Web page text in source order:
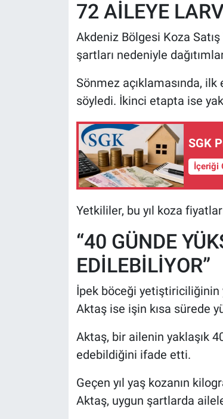
72 AİLEYE
Akdeniz Bölgesi Koza
şartları nedeniyle
Sönmez açıklamasında, ilk
söyledi. İkinci etapta ise
SGK
İçeriği
Yetkililer, bu yıl koza
“40 GÜNDE
EDİLEBİLİYOR”
İpek böceği yetiştiriciliğinin
Aktaş ise işin kısa sürede
Aktaş, bir ailenin yaklaşık
edebildiğini ifade etti.
Geçen yıl yaş kozanın
Aktaş, uygun şartlarda